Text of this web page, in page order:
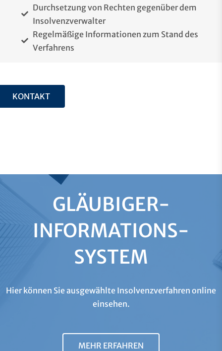
Durchsetzung von Rechten gegenüber dem
Insolvenzverwalter
Regelmäßige Informationen zum Stand des
Verfahrens
KONTAKT
GLÄUBIGER-
INFORMATIONS­
SYSTEM
Hier können Sie ausgewählte Insolvenzverfahren online
einsehen.
MEHR ERFAHREN